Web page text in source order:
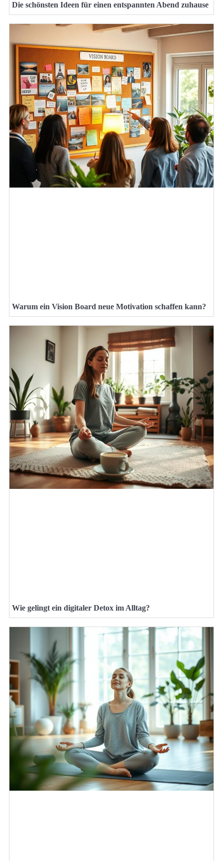
Die schönsten Ideen für einen entspannten Abend zuhause
Warum ein Vision Board neue Motivation schaffen kann?
Wie gelingt ein digitaler Detox im Alltag?